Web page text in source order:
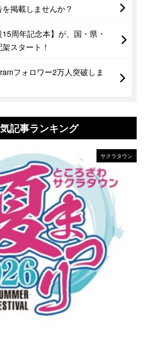
掲載しませんか？
15周年記念本】が、国・県・
スタート！
フォロワー2万人突破しま
記事ランキング
サクラタウン